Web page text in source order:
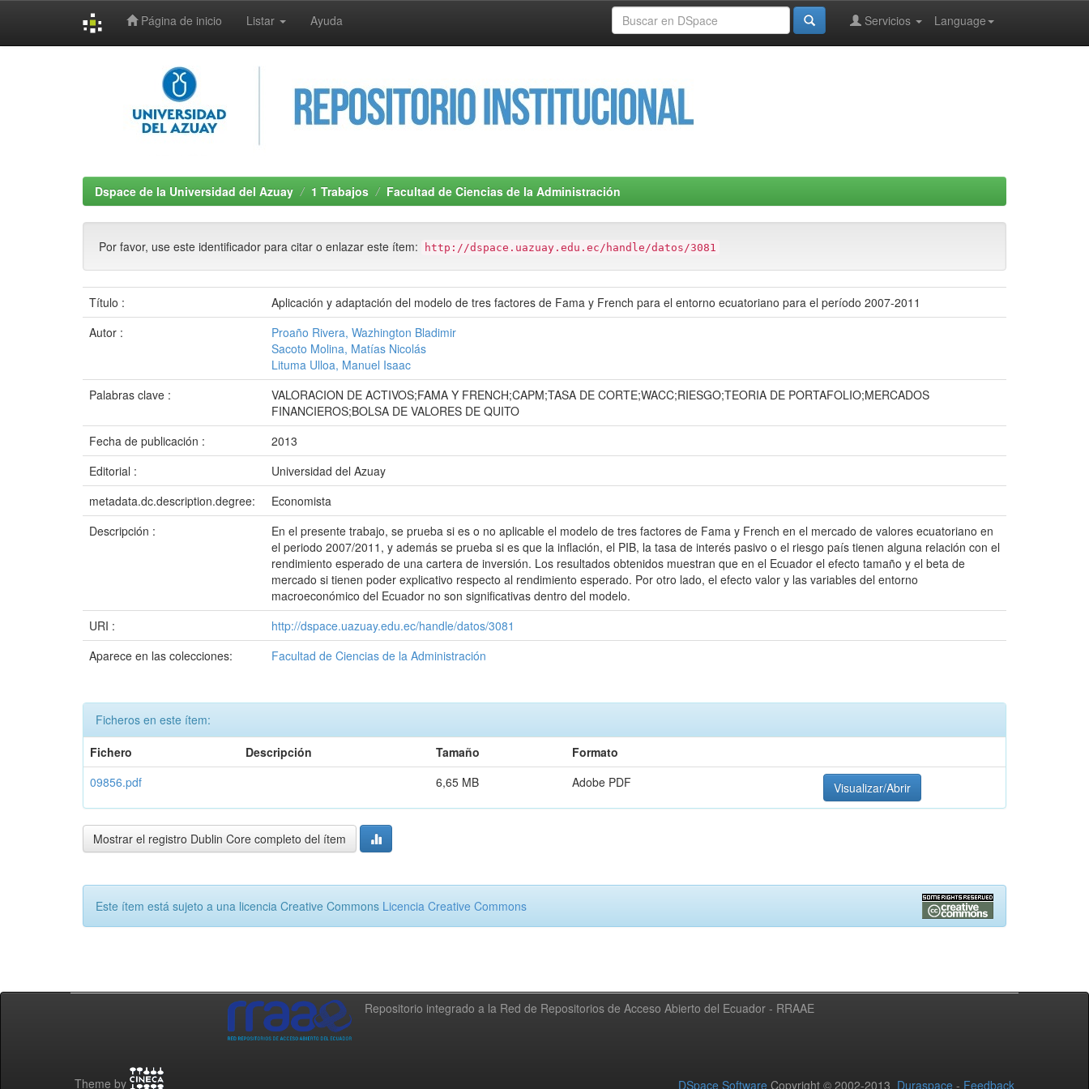
Página de inicio Listar Ayuda Language
Servicios
Dspace de la Universidad del Azuay 1 Trabajos Facultad de Ciencias de la Administración
Por favor, use este identificador para citar o enlazar este ítem: http://dspace.uazuay.edu.ec/handle/datos/3081
Título :
Aplicación y adaptación del modelo de tres factores de Fama y French para el entorno ecuatoriano para el período 2007-2011
Autor :
Proaño Rivera, Wazhington Bladimir
Sacoto Molina, Matías Nicolás
Lituma Ulloa, Manuel Isaac
Palabras clave :
VALORACION DE ACTIVOS;FAMA Y FRENCH;CAPM;TASA DE CORTE;WACC;RIESGO;TEORIA DE PORTAFOLIO;MERCADOS
FINANCIEROS;BOLSA DE VALORES DE QUITO
Fecha de publicación :
2013
Editorial :
Universidad del Azuay
metadata.dc.description.degree:
Economista
Descripción :
En el presente trabajo, se prueba si es o no aplicable el modelo de tres factores de Fama y French en el mercado de valores ecuatoriano en
el periodo 2007/2011, y además se prueba si es que la inflación, el PIB, la tasa de interés pasivo o el riesgo país tienen alguna relación con el
rendimiento esperado de una cartera de inversión. Los resultados obtenidos muestran que en el Ecuador el efecto tamaño y el beta de
mercado si tienen poder explicativo respecto al rendimiento esperado. Por otro lado, el efecto valor y las variables del entorno
macroeconómico del Ecuador no son significativas dentro del modelo.
URI :
http://dspace.uazuay.edu.ec/handle/datos/3081
Aparece en las colecciones:
Facultad de Ciencias de la Administración
Ficheros en este ítem:
Fichero
Descripción Tamaño
Formato
09856.pdf
6,65 MB Adobe PDF Visualizar/Abrir
Mostrar el registro Dublin Core completo del ítem
Este ítem está sujeto a una licencia Creative Commons Licencia Creative Commons
Repositorio integrado a la Red de Repositorios de Acceso Abierto del Ecuador - RRAAE
Theme by DSpace Software Copyright © 2002-2013 Duraspace - Feedback